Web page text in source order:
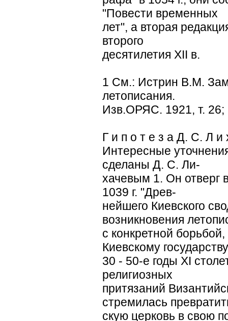
"Повести временных
лет", а вторая
второго
десятилетия ХII в.
1 См.: Истрин В.М.
летописания.
Изв.ОРЯС. 1921, т. 26;
Г и п о т е з а Д. С. Л и
Интересные
сделаны Д. С. Ли-
хачевым 1. Он отверг
1039 г. "Древ-
нейшего Киевского
возникновения
с конкретной
Киевскому
30 - 50-е годы ХI
религиозных
притязаний
стремилась
скую церковь в свою